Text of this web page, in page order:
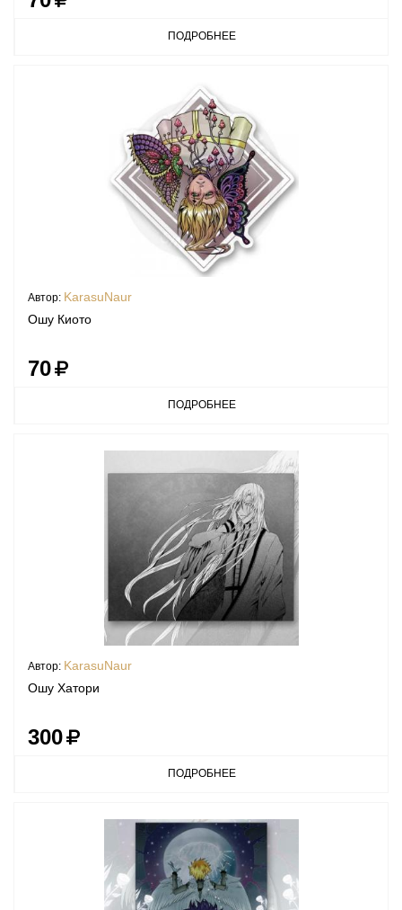
ПОДРОБНЕЕ
Автор: KarasuNaur
Ошу Киото
70
ПОДРОБНЕЕ
Автор: KarasuNaur
Ошу Хатори
300
ПОДРОБНЕЕ